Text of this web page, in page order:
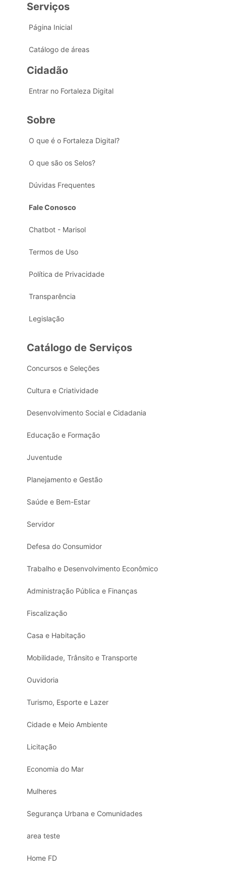
Serviços
Página Inicial
Catálogo de áreas
Cidadão
Entrar no Fortaleza Digital
Sobre
O que é o Fortaleza Digital?
O que são os Selos?
Dúvidas Frequentes
Fale Conosco
Chatbot - Marisol
Termos de Uso
Política de Privacidade
Transparência
Legislação
Catálogo de Serviços
Concursos e Seleções
Cultura e Criatividade
Desenvolvimento Social e Cidadania
Educação e Formação
Juventude
Planejamento e Gestão
Saúde e Bem-Estar
Servidor
Defesa do Consumidor
Trabalho e Desenvolvimento Econômico
Administração Pública e Finanças
Fiscalização
Casa e Habitação
Mobilidade, Trânsito e Transporte
Ouvidoria
Turismo, Esporte e Lazer
Cidade e Meio Ambiente
Licitação
Economia do Mar
Mulheres
Segurança Urbana e Comunidades
area teste
Home FD